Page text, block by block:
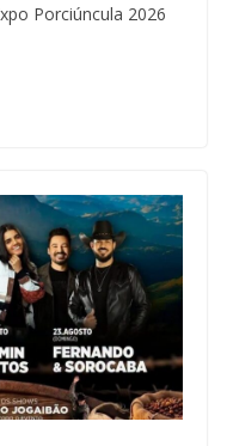
Porciúncula 2026